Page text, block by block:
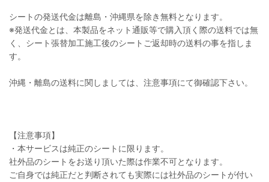
シートの発送代金は離島・沖縄県を除き無料となります。
※発送代金とは、本製品をネット通販等で購入頂く際の送料では無
く、シート張替加工施工後のシートご返却時の送料の事を指しま
す。
沖縄・離島の送料に関しましては、注意事項にて御確認下さい。
【注意事項】
・本サービスは純正のシートに限ります。
社外品のシートをお送り頂いた際は作業不可となります。
ご自身では純正だと判断されても実際には社外品のシートが付い